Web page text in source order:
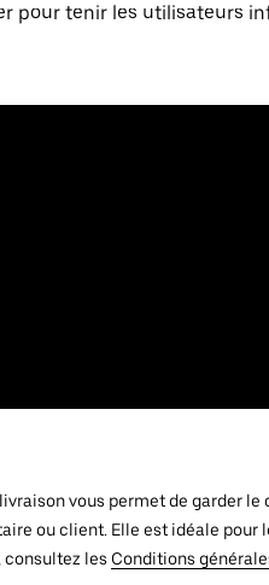
pour tenir les utilisateurs
livraison vous permet de garder
ou client. Elle est idéale pour
consultez les Conditions